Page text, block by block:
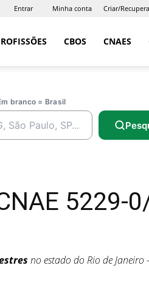
Entrar Minha conta Criar/
CBOS CNAES
branco = Brasil
5229-
no estado do Rio de Janeiro